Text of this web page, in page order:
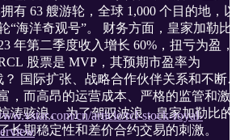
有 63 艘游轮，全球 1,000 个目的地，以
“海洋奇观号”。 财务方面，皇家加勒比
年第二季度收入增长 60%，扭亏为盈，
股票是 MVP，其预期市盈率为
？ 国际扩张、战略合作伙伴关系和不断
，而高昂的运营成本、严格的监管和激
涛骇浪。 为了驾驭波浪，皇家加勒比的
长期稳定性和差价合约交易的刺激。
cn/article/rcl-stock-royal-